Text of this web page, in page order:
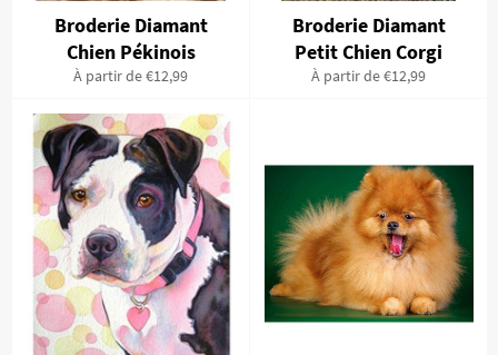
Broderie Diamant
Chien Pékinois
À partir de €12,99
Broderie Diamant
Petit Chien Corgi
À partir de €12,99